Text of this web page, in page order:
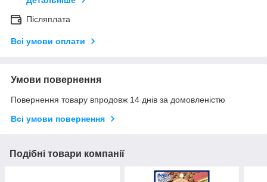
Післяплата
Всі умови оплати
Умови повернення
Повернення товару впродовж 14 днів за домовленістю
Всі умови повернення
Подібні товари компанії